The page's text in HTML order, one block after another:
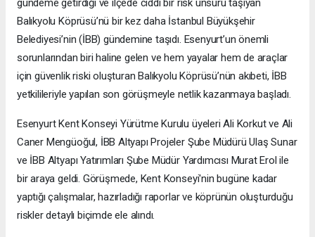
gündeme getirdiği ve ilçede ciddi bir risk unsuru taşıyan
Balıkyolu Köprüsü’nü bir kez daha İstanbul Büyükşehir
Belediyesi’nin (İBB) gündemine taşıdı. Esenyurt’un önemli
sorunlarından biri haline gelen ve hem yayalar hem de araçlar
için güvenlik riski oluşturan Balıkyolu Köprüsü’nün akıbeti, İBB
yetkilileriyle yapılan son görüşmeyle netlik kazanmaya başladı.
Esenyurt Kent Konseyi Yürütme Kurulu üyeleri Ali Korkut ve Ali
Caner Mengüoğul, İBB Altyapı Projeler Şube Müdürü Ulaş Sunar
ve İBB Altyapı Yatırımları Şube Müdür Yardımcısı Murat Erol ile
bir araya geldi. Görüşmede, Kent Konseyi'nin bugüne kadar
yaptığı çalışmalar, hazırladığı raporlar ve köprünün oluşturduğu
riskler detaylı biçimde ele alındı.